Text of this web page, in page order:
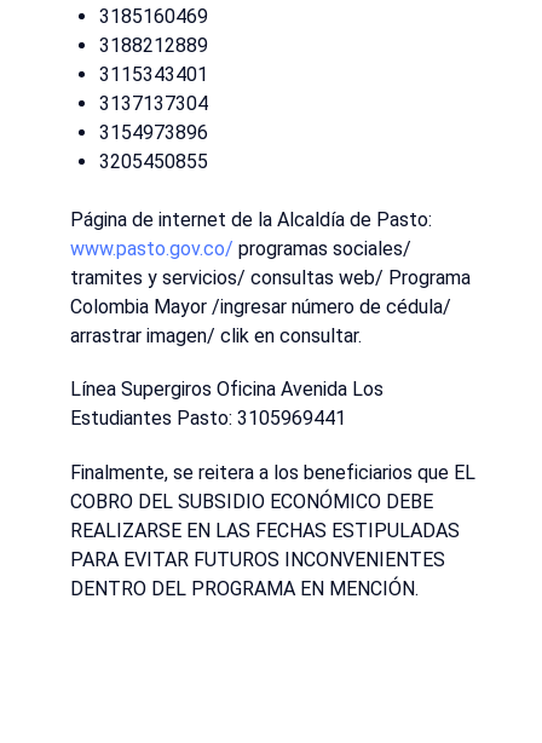
3185160469
3188212889
3115343401
3137137304
3154973896
3205450855
Página de internet de la Alcaldía de Pasto:
www.pasto.gov.co/ programas sociales/
tramites y servicios/ consultas web/ Programa
Colombia Mayor /ingresar número de cédula/
arrastrar imagen/ clik en consultar.
Línea Supergiros Oficina Avenida Los
Estudiantes Pasto: 3105969441
Finalmente, se reitera a los beneficiarios que EL
COBRO DEL SUBSIDIO ECONÓMICO DEBE
REALIZARSE EN LAS FECHAS ESTIPULADAS
PARA EVITAR FUTUROS INCONVENIENTES
DENTRO DEL PROGRAMA EN MENCIÓN.